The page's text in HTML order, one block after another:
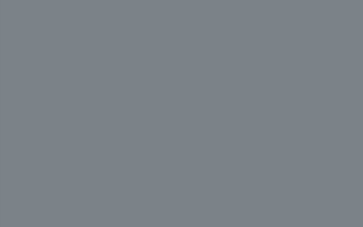
Soprole Frutilla 120 g
calificar